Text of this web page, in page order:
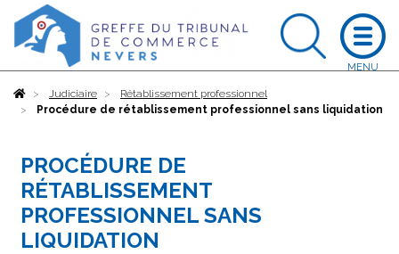
AccueilJudiciaire
Rétablissement professionnel
Procédure de rétablissement professionnel sans liquidation
PROCÉDURE DE
RÉTABLISSEMENT
PROFESSIONNEL SANS
LIQUIDATION